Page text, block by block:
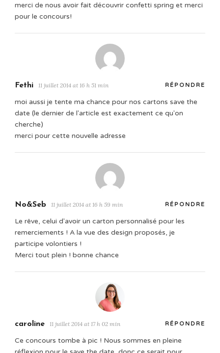
merci de nous avoir fait découvrir confetti spring et merci
pour le concours!
Fethi 11 juillet 2014 at 16 h 51 min RÉPONDRE
moi aussi je tente ma chance pour nos cartons save the
date (le dernier de l'article est exactement ce qu'on
cherche)
merci pour cette nouvelle adresse
No&Seb 11 juillet 2014 at 16 h 59 min RÉPONDRE
Le rêve, celui d'avoir un carton personnalisé pour les
remerciements ! A la vue des design proposés, je
participe volontiers !
Merci tout plein ! bonne chance
caroline 11 juillet 2014 at 17 h 02 min RÉPONDRE
Ce concours tombe à pic ! Nous sommes en pleine